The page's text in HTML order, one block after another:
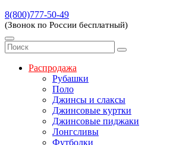
8(800)777-50-49
(Звонок по России бесплатный)
Распродажа
Рубашки
Поло
Джинсы и слаксы
Джинсовые куртки
Джинсовые пиджаки
Лонгсливы
Футболки